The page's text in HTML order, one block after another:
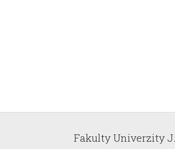
Fakulty Univerzity